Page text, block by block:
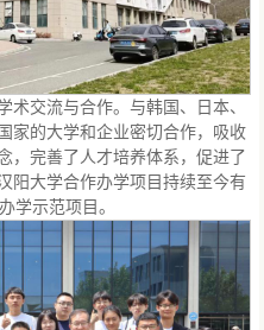
术交流与合作。与韩国、日本、
家的大学和企业密切合作，吸收
，完善了人才培养体系，促进了
阳大学合作办学项目持续至今有
学示范项目。